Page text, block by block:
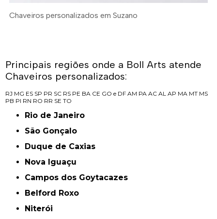
Chaveiros personalizados em Suzano
Principais regiões onde a Boll Arts atende
Chaveiros personalizados:
RJ MG ES SP PR SC RS PE BA CE GO e DF AM PA AC AL AP MA MT MS
PB PI RN RO RR SE TO
Rio de Janeiro
São Gonçalo
Duque de Caxias
Nova Iguaçu
Campos dos Goytacazes
Belford Roxo
Niterói